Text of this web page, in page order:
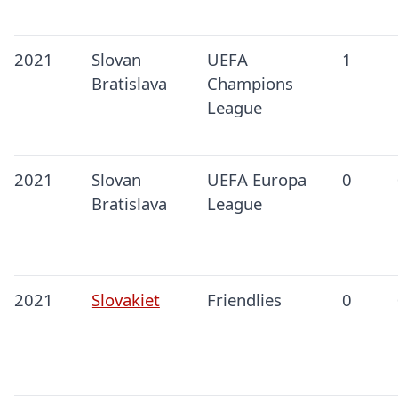
2021
Slovan
Bratislava
UEFA
Champions
League
1
2021
Slovan
Bratislava
UEFA Europa
League
0
2021 Slovakiet Friendlies 0